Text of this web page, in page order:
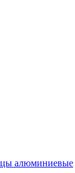
алюминиевые